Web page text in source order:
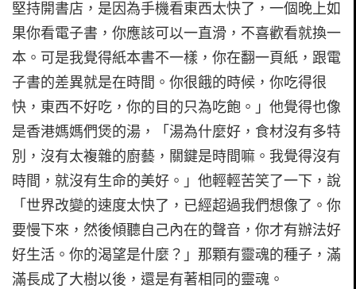
堅持開書店，是因為手機看東西太快了，一個晚上如
果你看電子書，你應該可以一直滑，不喜歡看就換一
本。可是我覺得紙本書不一樣，你在翻一頁紙，跟電
子書的差異就是在時間。你很餓的時候，你吃得很
快，東西不好吃，你的目的只為吃飽。」他覺得也像
是香港媽媽們煲的湯，「湯為什麼好，食材沒有多特
別，沒有太複雜的廚藝，關鍵是時間嘛。我覺得沒有
時間，就沒有生命的美好。」他輕輕苦笑了一下，說
「世界改變的速度太快了，已經超過我們想像了。你
要慢下來，然後傾聽自己內在的聲音，你才有辦法好
好生活。你的渴望是什麼？」那顆有靈魂的種子，滿
滿長成了大樹以後，還是有著相同的靈魂。